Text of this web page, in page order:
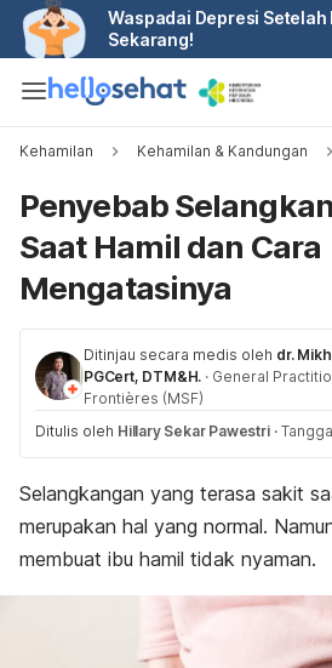
Waspadai Depresi Setelah
Sekarang!
Kehamilan Kehamilan & Kandungan
Penyebab
Saat Hamil dan Cara
Mengatasinya
Ditinjau secara medis oleh dr.
PGCert, DTM&H. · General
Frontières (MSF)
Ditulis oleh Hillary Sekar Pawestri ·
Selangkangan yang terasa sakit
merupakan hal yang normal.
membuat ibu hamil tidak nyaman.